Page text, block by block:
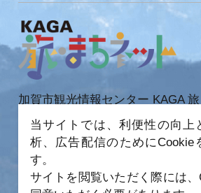
加賀市観光情報センター KAGA
〒922-0423
石川県加賀市作見町ヲ6-2 JR 加賀温泉
TEL 0761-72-6678
当サイトでは、利便性の向上
析、広告配信のためにCookie
す。
サイトを閲覧いただく際には